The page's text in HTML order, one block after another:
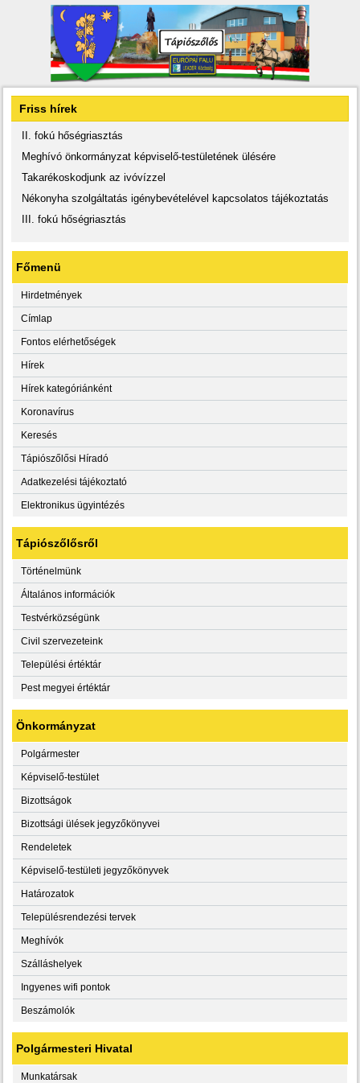
Friss hírek
II. fokú hőségriasztás
Meghívó önkormányzat képviselő-testületének ülésére
Takarékoskodjunk az ivóvízzel
Nékonyha szolgáltatás igénybevételével kapcsolatos tájékoztatás
III. fokú hőségriasztás
Főmenü
Hirdetmények
Címlap
Fontos elérhetőségek
Hírek
Hírek kategóriánként
Koronavírus
Keresés
Tápiószőlősi Híradó
Adatkezelési tájékoztató
Elektronikus ügyintézés
Tápiószőlősről
Történelmünk
Általános információk
Testvérközségünk
Civil szervezeteink
Települési értéktár
Pest megyei értéktár
Önkormányzat
Polgármester
Képviselő-testület
Bizottságok
Bizottsági ülések jegyzőkönyvei
Rendeletek
Képviselő-testületi jegyzőkönyvek
Határozatok
Településrendezési tervek
Meghívók
Szálláshelyek
Ingyenes wifi pontok
Beszámolók
Polgármesteri Hivatal
Munkatársak